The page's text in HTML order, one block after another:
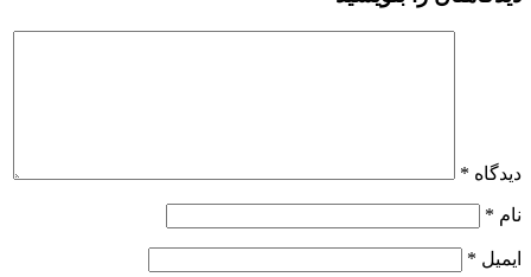
دیدگاه *
نام *
ایمیل *